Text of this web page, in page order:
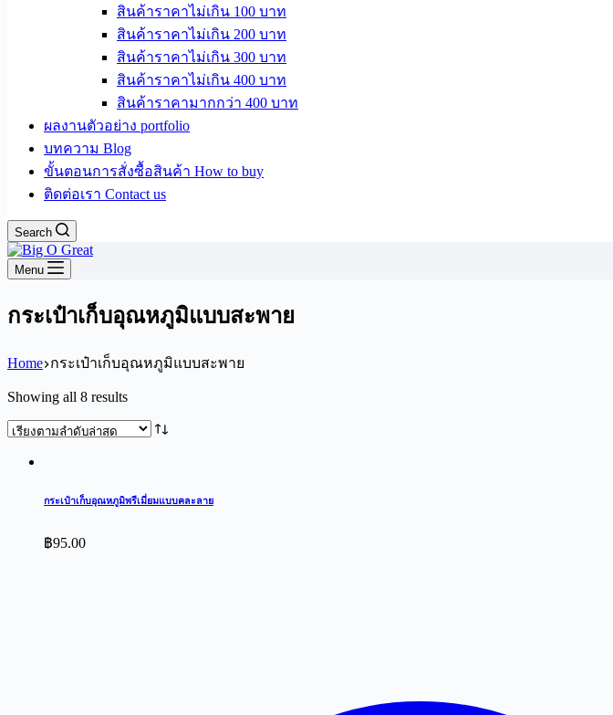
สินค้าราคาไม่เกิน 100 บาท
สินค้าราคาไม่เกิน 200 บาท
สินค้าราคาไม่เกิน 300 บาท
สินค้าราคาไม่เกิน 400 บาท
สินค้าราคามากกว่า 400 บาท
ผลงานตัวอย่าง portfolio
บทความ Blog
ขั้นตอนการสั่งซื้อสินค้า How to buy
ติดต่อเรา Contact us
Search
Menu
กระเป๋าเก็บอุณหภูมิแบบสะพาย
Home กระเป๋าเก็บอุณหภูมิแบบสะพาย
Showing all 8 resultsSorted
latest
กระเป๋าเก็บอุณหภูมิพรีเมี่ยมแบบคละลาย
฿95.00